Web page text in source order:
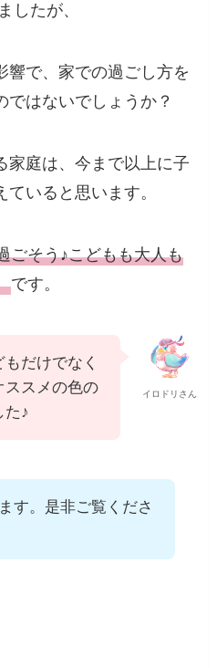
したが、
響で、家での過ごし方を
ではないでしょうか？
家庭は、今まで以上に子
いると思います。
ごそう♪こどもも大人も
です。
イロドリさん
だけでなく
ススメの色の
た♪
す。是非ご覧くださ